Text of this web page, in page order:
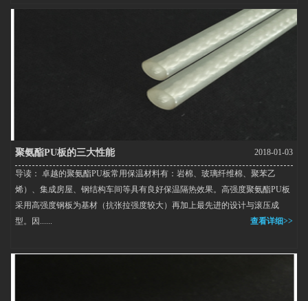
聚氨酯PU板的三大性能 2018-01-03
导读： 卓越的聚氨酯PU板常用保温材料有：岩棉、玻璃纤维棉、聚苯乙
烯）、集成房屋、钢结构车间等具有良好保温隔热效果。高强度聚氨酯PU板
采用高强度钢板为基材（抗张拉强度较大）再加上最先进的设计与滚压成
型。因......
查看详细>>